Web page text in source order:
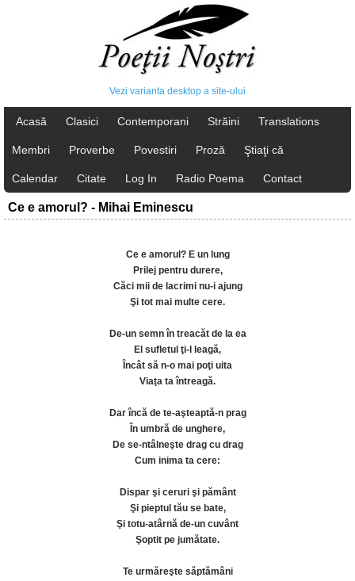
Vezi varianta desktop a site-ului
Acasă Clasici Contemporani Străini Translations
Membri Proverbe Povestiri Proză Ştiaţi că
Calendar Citate Log In Radio Poema Contact
Ce e amorul? - Mihai Eminescu
Ce e amorul? E un lung
Prilej pentru durere,
Căci mii de lacrimi nu-i ajung
Şi tot mai multe cere.
De-un semn în treacăt de la ea
El sufletul ţi-l leagă,
Încât să n-o mai poţi uita
Viaţa ta întreagă.
Dar încă de te-aşteaptă-n prag
În umbră de unghere,
De se-ntâlneşte drag cu drag
Cum inima ta cere:
Dispar şi ceruri şi pământ
Şi pieptul tău se bate,
Şi totu-atârnă de-un cuvânt
Şoptit pe jumătate.
Te urmăreşte săptămâni